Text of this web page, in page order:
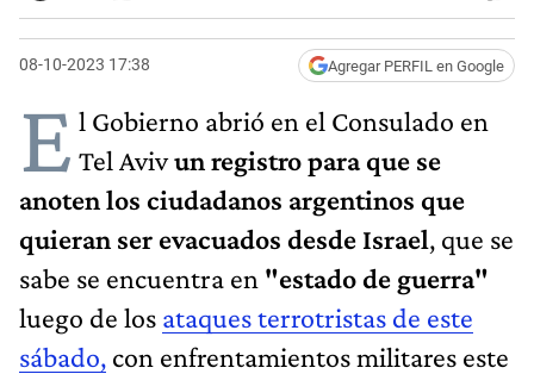
08-10-2023 17:38 Agregar PERFIL en Google
E l Gobierno abrió en el Consulado en
Tel Avivun registro para que se
anoten los ciudadanos argentinos que
quieran ser evacuados desde Israel, que se
sabe se encuentra en "estado de guerra"
luego de los ataques terrotristas de este
sábado, con enfrentamientos militares este